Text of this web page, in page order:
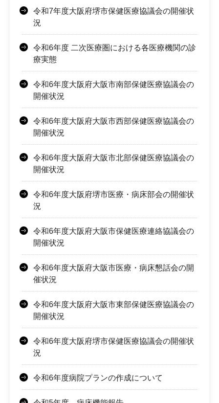
令和7年度大阪府堺市保健医療協議会の開催状
況
令和6年度 二次医療圏における各医療機関の診
療実態
令和6年度大阪府大阪市南部保健医療協議会の
開催状況
令和6年度大阪府大阪市西部保健医療協議会の
開催状況
令和6年度大阪府大阪市北部保健医療協議会の
開催状況
令和6年度大阪府堺市医療・病床部会の開催状
況
令和6年度大阪府大阪市保健医療連絡協議会の
開催状況
令和6年度大阪府大阪市医療・病床懇話会の開
催状況
令和6年度大阪府大阪市東部保健医療協議会の
開催状況
令和6年度大阪府堺市保健医療協議会の開催状
況
令和6年度病院プランの作成について